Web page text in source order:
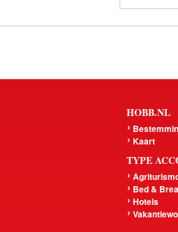
HOBB.NL
Kaart
TYPE
Bed &
Hotels